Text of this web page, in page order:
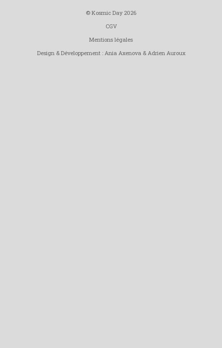
© Kosmic Day 2026
CGV
Mentions légales
Design & Développement : Ania Axenova & Adrien Auroux